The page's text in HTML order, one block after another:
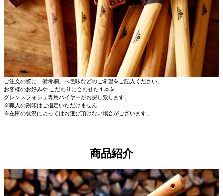
ご注文の際に「備考欄」へ色味などのご希望をご記入ください。
お客様のお好みや こだわりに合わせた１本を、
グレンスフォシュ専用バイヤーがお探し致します。
※職人の刻印はご指定いただけません
※在庫の状況によってはお選び頂けない場合がございます。
商品紹介